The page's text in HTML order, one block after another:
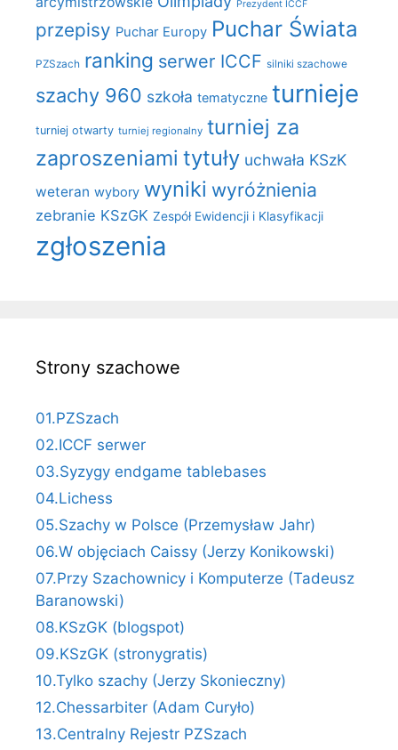
Prezydent ICCF
przepisy Puchar Europy Puchar Świata
PZSzach ranking serwer ICCF silniki szachowe
szachy 960 szkoła tematyczne turnieje
turniej otwarty turniej regionalny turniej za
zaproszeniami tytuły uchwała KSzK
weteran wybory wyniki wyróżnienia
zebranie KSzGK Zespół Ewidencji i Klasyfikacji
zgłoszenia
Strony szachowe
01.PZSzach
02.ICCF serwer
03.Syzygy endgame tablebases
04.Lichess
05.Szachy w Polsce (Przemysław Jahr)
06.W objęciach Caissy (Jerzy Konikowski)
07.Przy Szachownicy i Komputerze (Tadeusz
Baranowski)
08.KSzGK (blogspot)
09.KSzGK (stronygratis)
10.Tylko szachy (Jerzy Skonieczny)
12.Chessarbiter (Adam Curyło)
13.Centralny Rejestr PZSzach